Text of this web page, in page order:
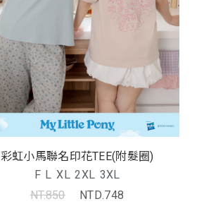
彩虹小馬聯名印花TEE(附髮圈)
F L XL 2XL 3XL
NT.850
NTD.748